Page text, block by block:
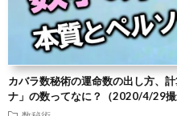
カバラ数秘術の運命数の出し方、
ナ」の数ってなに？（2020/4/29撮